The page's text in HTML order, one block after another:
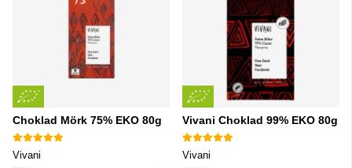
Choklad Mörk 75% EKO 80g
Vivani
Vivani Choklad 99% EKO 80g
Vivani